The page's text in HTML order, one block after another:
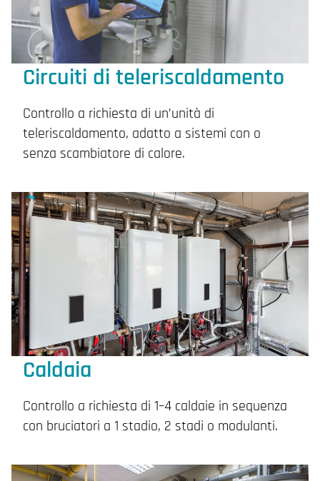
Circuiti di teleriscaldamento
Controllo a richiesta di un’unità di
teleriscaldamento, adatto a sistemi con o
senza scambiatore di calore.
Caldaia
Controllo a richiesta di 1–4 caldaie in sequenza
con bruciatori a 1 stadio, 2 stadi o modulanti.